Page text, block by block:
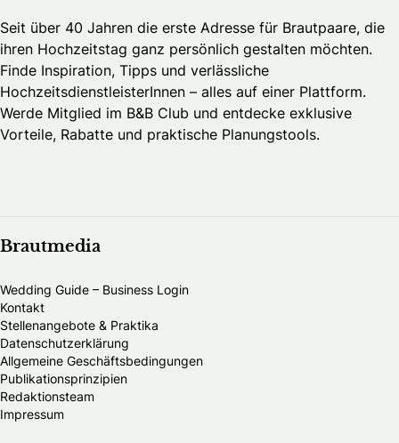
Seit über 40 Jahren die erste Adresse für Brautpaare, die
ihren Hochzeitstag ganz persönlich gestalten möchten.
Finde Inspiration, Tipps und verlässliche
HochzeitsdienstleisterInnen – alles auf einer Plattform.
Werde Mitglied im B&B Club und entdecke exklusive
Vorteile, Rabatte und praktische Planungstools.
Brautmedia
Wedding Guide – Business Login
Kontakt
Stellenangebote & Praktika
Datenschutzerklärung
Allgemeine Geschäftsbedingungen
Publikationsprinzipien
Redaktionsteam
Impressum